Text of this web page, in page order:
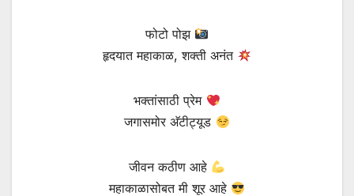
फोटो पोझ
हृदयात महाकाळ, शक्ती अनंत
भक्तांसाठी प्रेम
जगासमोर अ‍ॅटीट्यूड
जीवन कठीण आहे
महाकाळासोबत मी शूर आहे